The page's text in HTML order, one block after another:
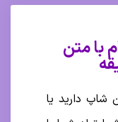
با متن
شاپ دارید یا